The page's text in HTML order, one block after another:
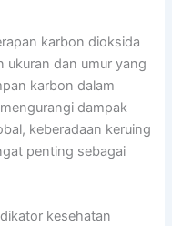
karbon dioksida
ukuran dan umur yang
karbon dalam
dampak
keberadaan keruing
penting sebagai
kesehatan